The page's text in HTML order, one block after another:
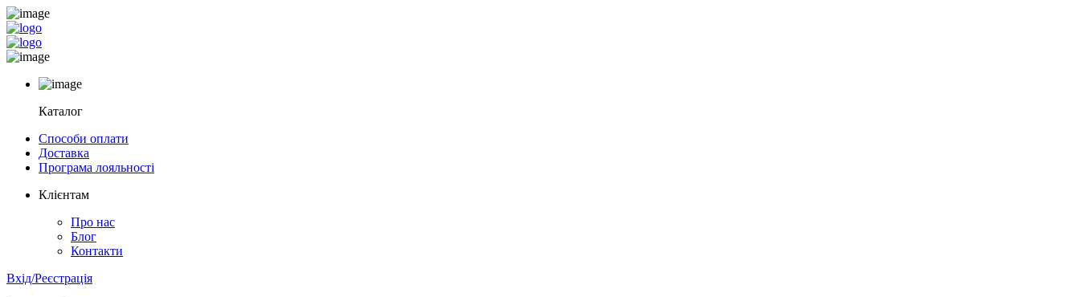
Каталог
Способи оплати
Доставка
Програма лояльності
Клієнтам
Про нас
Блог
Контакти
Вхід/Реєстрація